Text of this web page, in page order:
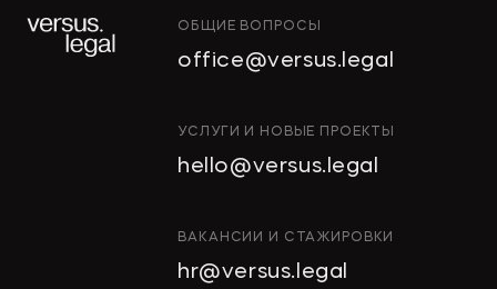
ОБЩИЕ ВОПРОСЫ
office@versus.legal
УСЛУГИ И НОВЫЕ ПРОЕКТЫ
hello@versus.legal
ВАКАНСИИ И СТАЖИРОВКИ
hr@versus.legal